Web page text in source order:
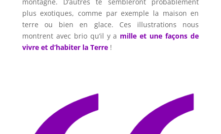
plus exotiques, comme par exemple la maison en
terre ou bien en glace. Ces illustrations nous
montrent avec brio qu’il y a mille et une façons de
vivre et d’habiter la Terre!